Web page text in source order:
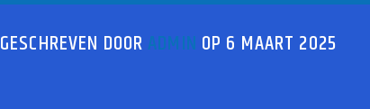
GESCHREVEN DOOR ADMIN OP 6 MAART 2025